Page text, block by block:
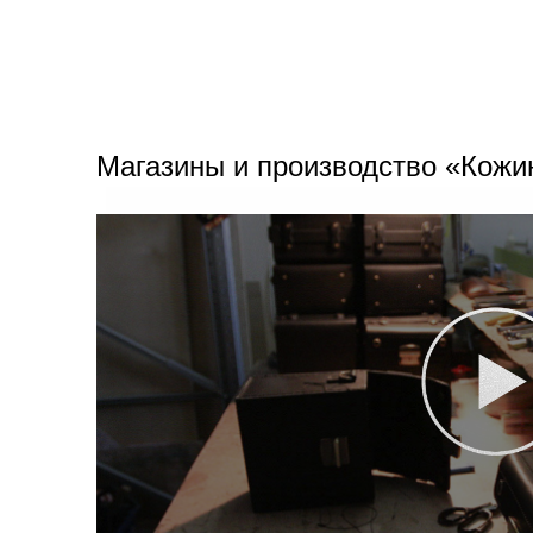
Магазины и производство